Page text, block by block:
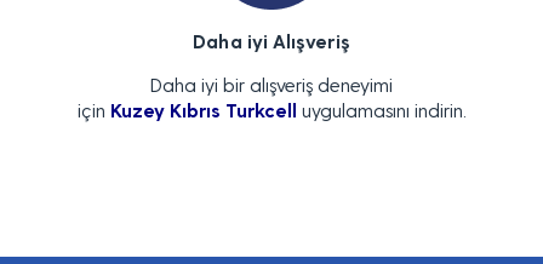
Daha iyi Alışveriş
Daha iyi bir alışveriş deneyimi
için Kuzey Kıbrıs Turkcell uygulamasını indirin.